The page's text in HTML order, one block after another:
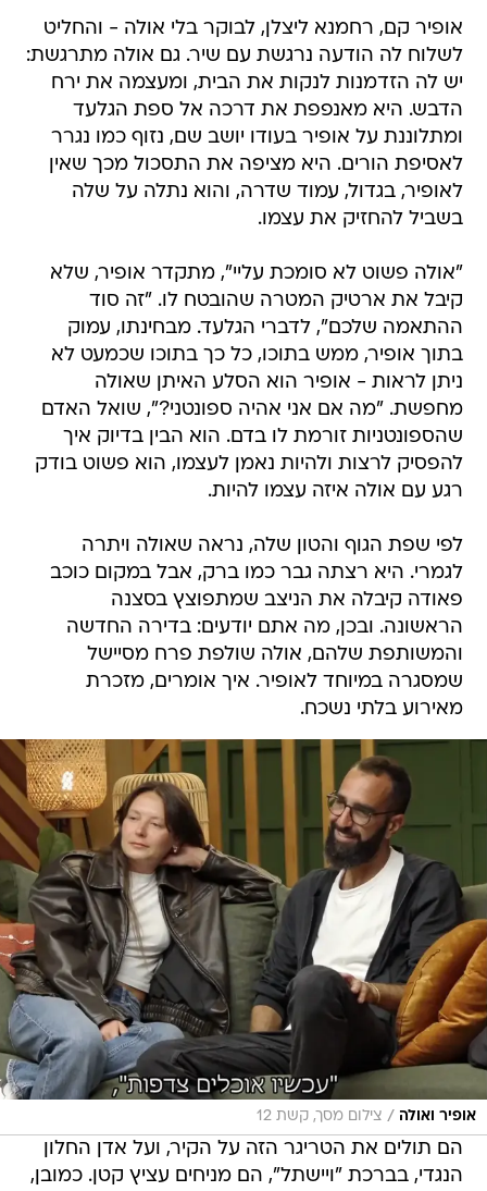
אופיר קם, רחמנא ליצלן, לבוקר בלי אולה - והחליט
לשלוח לה הודעה נרגשת עם שיר. גם אולה מתרגשת:
יש לה הזדמנות לנקות את הבית, ומעצמה את ירח
הדבש. היא מאנפפת את דרכה אל ספת הגלעד
ומתלוננת על אופיר בעודו יושב שם, נזוף כמו נגרר
לאסיפת הורים. היא מציפה את התסכול מכך שאין
לאופיר, בגדול, עמוד שדרה, והוא נתלה על שלה
בשביל להחזיק את עצמו.
"אולה פשוט לא סומכת עליי", מתקדר אופיר, שלא
קיבל את ארטיק המטרה שהובטח לו. "זה סוד
ההתאמה שלכם", לדברי הגלעד. מבחינתו, עמוק
בתוך אופיר, ממש בתוכו, כל כך בתוכו שכמעט לא
ניתן לראות - אופיר הוא הסלע האיתן שאולה
מחפשת. "מה אם אני אהיה ספונטני?", שואל האדם
שהספונטניות זורמת לו בדם. הוא הבין בדיוק איך
להפסיק לרצות ולהיות נאמן לעצמו, הוא פשוט בודק
רגע עם אולה איזה עצמו להיות.
לפי שפת הגוף והטון שלה, נראה שאולה ויתרה
לגמרי. היא רצתה גבר כמו ברק, אבל במקום כוכב
פאודה קיבלה את הניצב שמתפוצץ בסצנה
הראשונה. ובכן, מה אתם יודעים: בדירה החדשה
והמשותפת שלהם, אולה שולפת פרח מסיישל
שמסגרה במיוחד לאופיר. איך אומרים, מזכרת
מאירוע בלתי נשכח.
אופיר ואולה / צילום מסך, קשת 12
הם תולים את הטריגר הזה על הקיר, ועל אדן החלון
הנגדי, בברכת "ויישתל", הם מניחים עציץ קטן. כמובן,